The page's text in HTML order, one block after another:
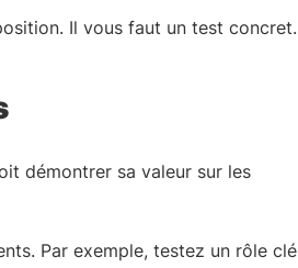
Il vous faut un test concret.
démontrer sa valeur sur les
Par exemple, testez un rôle clé